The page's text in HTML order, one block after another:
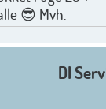
😎 Mvh.
DI